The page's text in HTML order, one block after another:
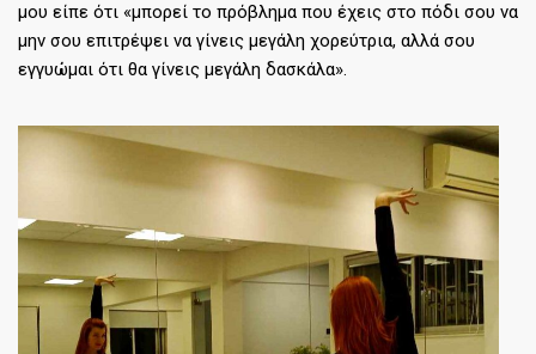
μου είπε ότι «μπορεί το πρόβλημα που έχεις στο πόδι σου να
μην σου επιτρέψει να γίνεις μεγάλη χορεύτρια, αλλά σου
εγγυώμαι ότι θα γίνεις μεγάλη δασκάλα».